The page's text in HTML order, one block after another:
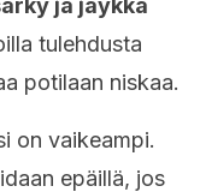
ja jäykkä
tulehdusta
potilaan niskaa.
on vaikeampi.
epäillä, jos